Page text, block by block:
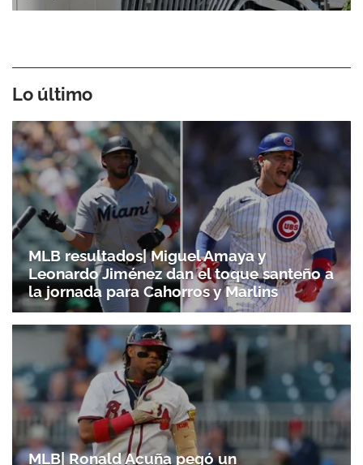
Lo último
MLB resultados| Miguel Amaya y
Leonardo Jiménez dan el toque santeño a
la jornada para Cahorros y Marlins
MLB| Ronald Acuña pegó un